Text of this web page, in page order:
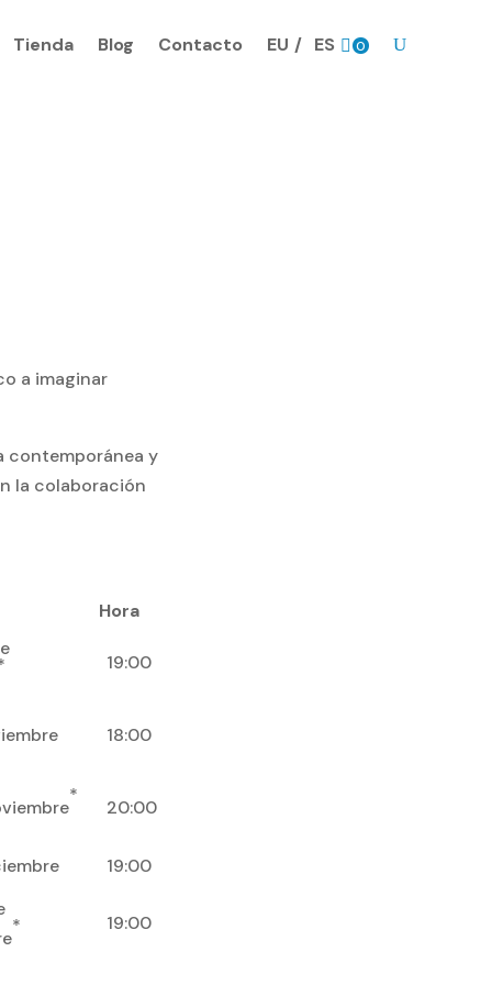
Tienda Blog Contacto EU ES
0
a imaginar
contemporánea y
la colaboración
Hora
19:00
18:00
*
20:00
19:00
* 19:00